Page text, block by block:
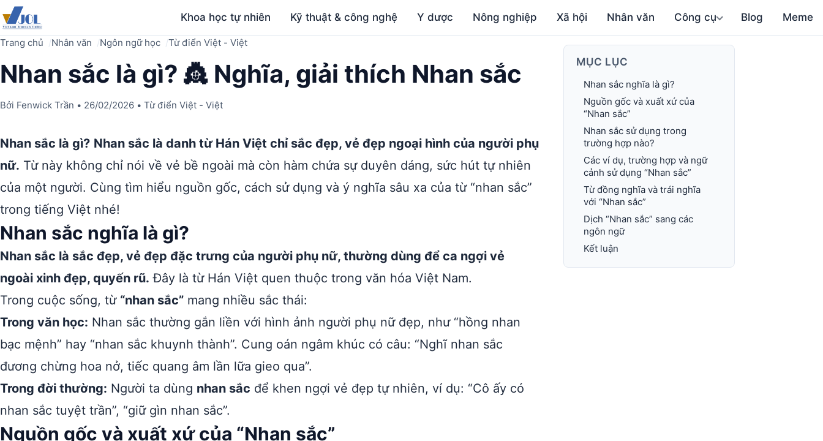
Khoa học tự nhiên Kỹ thuật & công nghệ Y dược Nông nghiệp Xã hội Nhân văn Công cụ Blog Meme
Trang chủ Nhân văn Ngôn ngữ học Từ điển Việt - Việt
Nhan sắc là gì? 👸 Nghĩa, giải thích Nhan sắc
Bởi Fenwick Trần • 26/02/2026 • Từ điển Việt - Việt
Nhan sắc là gì? Nhan sắc là danh từ Hán Việt chỉ sắc đẹp, vẻ đẹp ngoại hình của người phụ
nữ. Từ này không chỉ nói về vẻ bề ngoài mà còn hàm chứa sự duyên dáng, sức hút tự nhiên
của một người. Cùng tìm hiểu nguồn gốc, cách sử dụng và ý nghĩa sâu xa của từ “nhan sắc”
trong tiếng Việt nhé!
Nhan sắc nghĩa là gì?
Nhan sắc là sắc đẹp, vẻ đẹp đặc trưng của người phụ nữ, thường dùng để ca ngợi vẻ
ngoài xinh đẹp, quyến rũ. Đây là từ Hán Việt quen thuộc trong văn hóa Việt Nam.
Trong cuộc sống, từ “nhan sắc” mang nhiều sắc thái:
Trong văn học: Nhan sắc thường gắn liền với hình ảnh người phụ nữ đẹp, như “hồng nhan
bạc mệnh” hay “nhan sắc khuynh thành”. Cung oán ngâm khúc có câu: “Nghĩ nhan sắc
đương chừng hoa nở, tiếc quang âm lần lữa gieo qua”.
Trong đời thường: Người ta dùng nhan sắc để khen ngợi vẻ đẹp tự nhiên, ví dụ: “Cô ấy có
nhan sắc tuyệt trần”, “giữ gìn nhan sắc”.
Nguồn gốc và xuất xứ của “Nhan sắc”
MỤC LỤC
Nhan sắc nghĩa là gì?
Nguồn gốc và xuất xứ của
“Nhan sắc”
Nhan sắc sử dụng trong
trường hợp nào?
Các ví dụ, trường hợp và ngữ
cảnh sử dụng “Nhan sắc”
Từ đồng nghĩa và trái nghĩa
với “Nhan sắc”
Dịch “Nhan sắc” sang các
ngôn ngữ
Kết luận